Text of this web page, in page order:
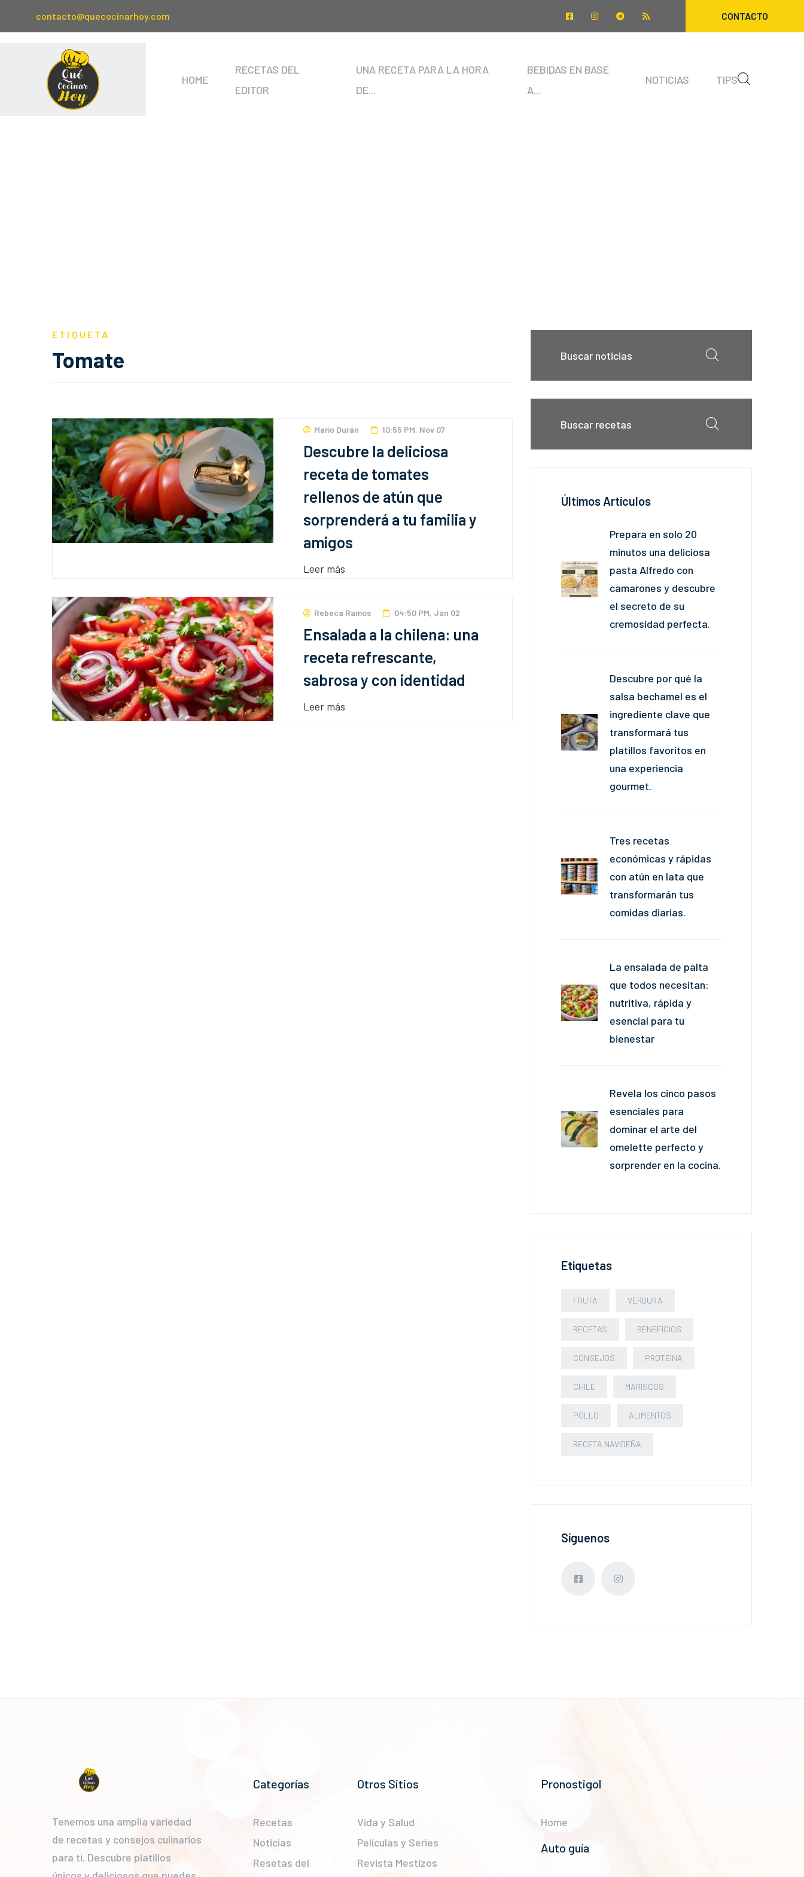
contacto@quecocinarhoy.com CONTACTO
HOME
RECETAS DEL
EDITOR
UNA RECETA PARA LA HORA
DE...
BEBIDAS EN BASE
A...
NOTICIAS TIPS
ETIQUETA
Tomate
Mario Durán 10:55 PM, Nov 07
Descubre la deliciosa
receta de tomates
rellenos de atún que
sorprenderá a tu familia y
amigos
Leer más
Rebeca Ramos 04:50 PM, Jan 02
Ensalada a la chilena: una
receta refrescante,
sabrosa y con identidad
Leer más
Últimos Artículos
Prepara en solo 20
minutos una deliciosa
pasta Alfredo con
camarones y descubre
el secreto de su
cremosidad perfecta.
Descubre por qué la
salsa bechamel es el
ingrediente clave que
transformará tus
platillos favoritos en
una experiencia
gourmet.
Tres recetas
económicas y rápidas
con atún en lata que
transformarán tus
comidas diarias.
La ensalada de palta
que todos necesitan:
nutritiva, rápida y
esencial para tu
bienestar
Revela los cinco pasos
esenciales para
dominar el arte del
omelette perfecto y
sorprender en la cocina.
Etiquetas
FRUTA VERDURA
RECETAS BENEFICIOS
CONSEJOS PROTEÍNA
CHILE MARISCOS
POLLO ALIMENTOS
RECETA NAVIDEÑA
Síguenos
Tenemos una amplia variedad
de recetas y consejos culinarios
para ti. Descubre platillos
Categorías
Recetas
Noticias
Resetas del
Otros Sitios
Vida y Salud
Películas y Series
Revista Mestizos
Pronostigol
Home
Auto guía